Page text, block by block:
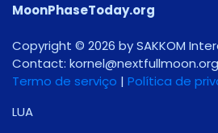
MoonPhaseToday.org
Copyright © 2026 by SAKKOM
Contact: gro.noomlluftxen@lenrok
Termo de serviço | Política de
LUA